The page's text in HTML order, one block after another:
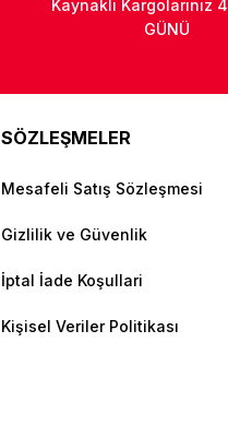
Kaynaklı Kargolarınız
GÜNÜ
SÖZLEŞMELER
Mesafeli Satış Sözleşmesi
Gizlilik ve Güvenlik
İptal İade Koşullari
Kişisel Veriler Politikası